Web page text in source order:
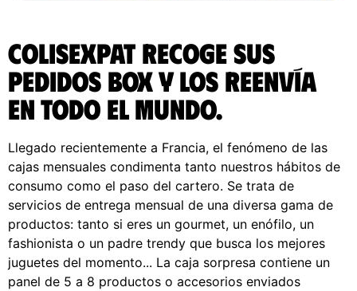
ColisExpat recoge sus
pedidos Box y los reenvía
en todo el Mundo.
Llegado recientemente a Francia, el fenómeno de las
cajas mensuales condimenta tanto nuestros hábitos de
consumo como el paso del cartero. Se trata de
servicios de entrega mensual de una diversa gama de
productos: tanto si eres un gourmet, un enófilo, un
fashionista o un padre trendy que busca los mejores
juguetes del momento... La caja sorpresa contiene un
panel de 5 a 8 productos o accesorios enviados